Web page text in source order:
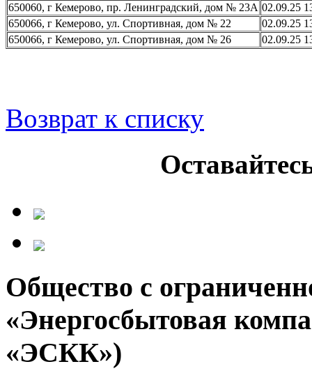
650060, г Кемерово, пр. Ленинградский, дом № 23А 02.09.25
650066, г Кемерово, ул. Спортивная, дом № 22
02.09.25
650066, г Кемерово, ул. Спортивная, дом № 26
02.09.25
Возврат к списку
Общество с
«Энергосбытовая
«ЭСКК»)